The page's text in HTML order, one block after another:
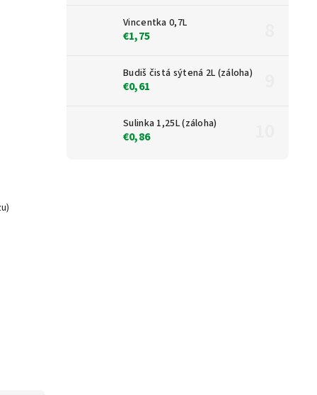
Vincentka 0,7L
€1,75
Budiš čistá sýtená 2L (záloha)
€0,61
Sulinka 1,25L (záloha)
€0,86